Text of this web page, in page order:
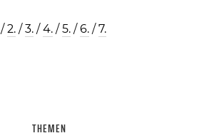
/2. /3. /4. /5. /6. /7.
THEMEN